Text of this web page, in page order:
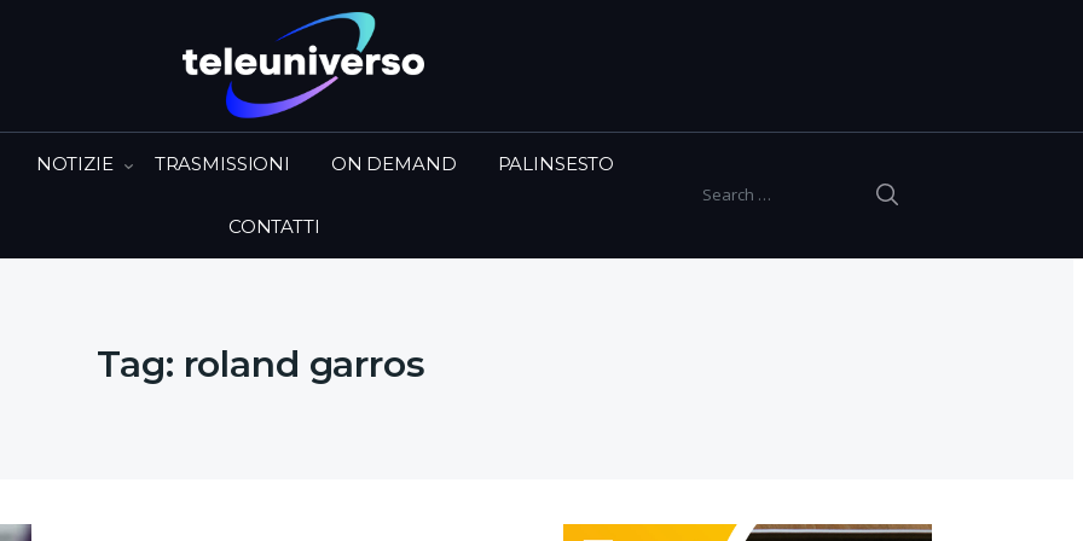
Search for:
NOTIZIE TRASMISSIONI ON DEMAND PALINSESTO
CONTATTI
Tag: roland garros